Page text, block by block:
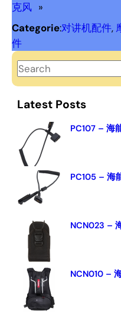
克风 »
Categorie:对讲机配件,
件
S
e
a
h
Latest Posts
PC107 – 海
PC105 – 海
NCN023 –
NCN010 –